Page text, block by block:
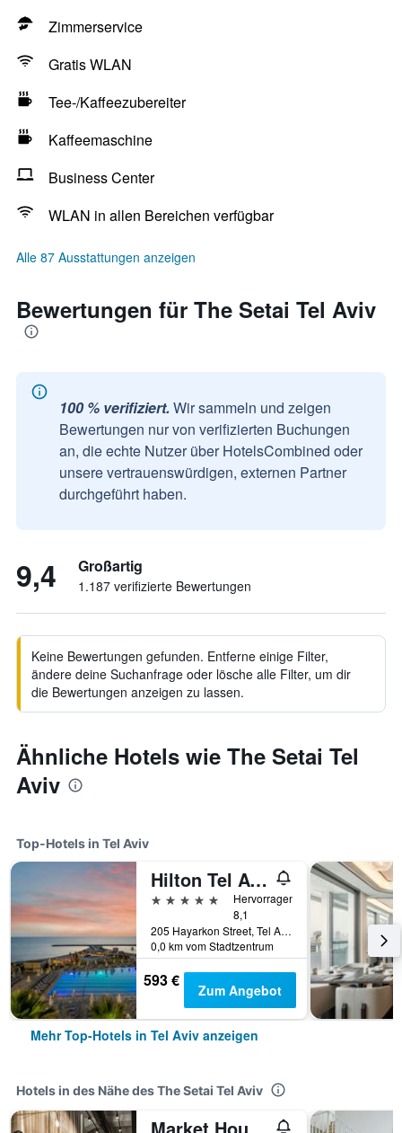
Zimmerservice
Gratis WLAN
Tee-/Kaffeezubereiter
Kaffeemaschine
Business Center
WLAN in allen Bereichen verfügbar
Alle 87 Ausstattungen anzeigen
Bewertungen für The Setai Tel Aviv
100 % verifiziert. Wir sammeln und zeigen
Bewertungen nur von verifizierten Buchungen
an, die echte Nutzer über HotelsCombined oder
unsere vertrauenswürdigen, externen Partner
durchgeführt haben.
9,4 Großartig
1.187 verifizierte Bewertungen
Keine Bewertungen gefunden. Entferne einige Filter,
ändere deine Suchanfrage oder lösche alle Filter, um dir
die Bewertungen anzeigen zu lassen.
Ähnliche Hotels wie The Setai Tel
Aviv
Top-Hotels in Tel Aviv
Hilton Tel Aviv
5 Sterne
Hervorragend
8,1
205 Hayarkon Street, Tel Aviv, Bezirk Tel Aviv, Israel
0,0 km vom Stadtzentrum
593 € Zum Angebot
Mehr Top-Hotels in Tel Aviv anzeigen
Hotels in des Nähe des The Setai Tel Aviv